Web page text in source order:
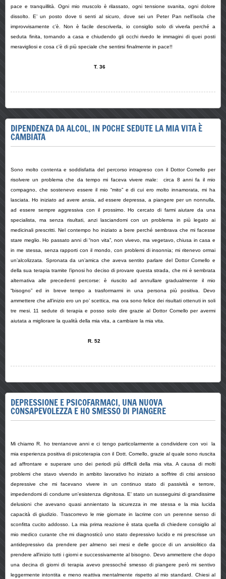
pace e tranquillità. Ogni mio muscolo è rilassato, ogni tensione svanita, ogni dolore
dissolto. E’ un posto dove ti senti al sicuro, dove sei un Peter Pan nell’isola che
improvvisamente c’è. Non è facile descriverla, io consiglio solo di viverla perché a
seduta finita, tornando a casa e chiudendo gli occhi rivedo le immagini di quei posti
meravigliosi e cosa c’è di più speciale che sentirsi finalmente in pace!!
T. 36
DIPENDENZA DA ALCOL, IN POCHE SEDUTE LA MIA VITA È
CAMBIATA
Sono molto contenta e soddisfatta del percorso intrapreso con il Dottor Comello per
risolvere un problema che da tempo mi faceva vivere male: circa 8 anni fa il mio
compagno, che sostenevo essere il mio “mito” e di cui ero molto innamorata, mi ha
lasciata. Ho iniziato ad avere ansia, ad essere depressa, a piangere per un nonnulla,
ad essere sempre aggressiva con il prossimo. Ho cercato di farmi aiutare da una
specialista, ma senza risultati, anzi lasciandomi con un problema in più legato ai
medicinali prescritti. Nel contempo ho iniziato a bere perché sembrava che mi facesse
stare meglio. Ho passato anni di “non vita”, non vivevo, ma vegetavo, chiusa in casa e
in me stessa, senza rapporti con il mondo, con problemi di insonnia; mi ritenevo ormai
un’alcolizzata. Spronata da un’amica che aveva sentito parlare del Dottor Comello e
della sua terapia tramite l’ipnosi ho deciso di provare questa strada, che mi è sembrata
alternativa alle precedenti percorse: è riuscito ad annullare gradualmente il mio
“bisogno” ed in breve tempo a trasformarmi in una persona più positiva. Devo
ammettere che all’inizio ero un po’ scettica, ma ora sono felice dei risultati ottenuti in soli
tre mesi. 11 sedute di terapia e posso solo dire grazie al Dottor Comello per avermi
aiutata a migliorare la qualità della mia vita, a cambiare la mia vita.
R. 52
DEPRESSIONE E PSICOFARMACI, UNA NUOVA
CONSAPEVOLEZZA E HO SMESSO DI PIANGERE
Mi chiamo R. ho trentanove anni e ci tengo particolarmente a condividere con voi la
mia esperienza positiva di psicoterapia con il Dott. Comello, grazie al quale sono riuscita
ad affrontare e superare uno dei periodi più difficili della mia vita. A causa di molti
problemi che stavo vivendo in ambito lavorativo ho iniziato a soffrire di crisi ansioso
depressive che mi facevano vivere in un continuo stato di passività e terrore,
impedendomi di condurre un'esistenza dignitosa. E' stato un susseguirsi di grandissime
delusioni che avevano quasi annientato la sicurezza in me stessa e la mia lucida
capacità di giudizio. Trascorrevo le mie giornate in lacrime con un perenne senso di
sconfitta cucito addosso. La mia prima reazione è stata quella di chiedere consiglio al
mio medico curante che mi diagnosticò uno stato depressivo lucido e mi prescrisse un
antidepressivo da prendere per almeno sei mesi e delle gocce di un ansiolitico da
prendere all'inizio tutti i giorni e successivamente al bisogno. Devo ammettere che dopo
una decina di giorni di terapia avevo pressoché smesso di piangere però mi sentivo
leggermente intontita e meno reattiva mentalmente rispetto al mio standard. Chiesi al